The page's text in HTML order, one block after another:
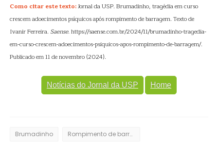
Como citar este texto:Jornal da USP. Brumadinho, tragédia em curso
crescem adoecimentos psíquicos após rompimento de barragem. Texto de
Ivanir Ferreira. Saense. https://saense.com.br/2024/11/brumadinho-tragedia-
em-curso-crescem-adoecimentos-psiquicos-apos-rompimento-de-barragem/.
Publicado em 11 de novembro (2024).
Notícias do Jornal da USP Home
Brumadinho Rompimento de barragem